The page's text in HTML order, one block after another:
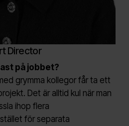
Director
på jobbet?
grymma kollegor får ta ett
Det är alltid kul när man
ihop flera
för separata